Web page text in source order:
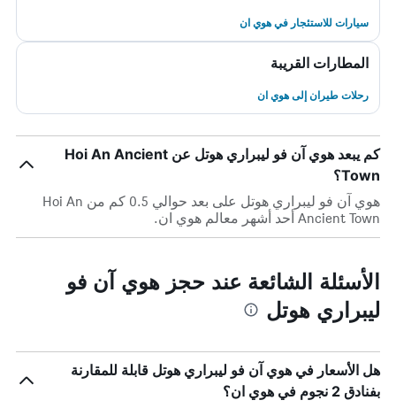
سيارات للاستئجار في هوي ان
المطارات القريبة
رحلات طيران إلى هوي ان
كم يبعد هوي آن فو ليبراري هوتل عن Hoi An Ancient
Town؟
هوي آن فو ليبراري هوتل على بعد حوالي 0.5 كم من Hoi An
Ancient Town أحد أشهر معالم هوي ان.
الأسئلة الشائعة عند حجز هوي آن فو
ليبراري هوتل
هل الأسعار في هوي آن فو ليبراري هوتل قابلة للمقارنة
بفنادق 2 نجوم في هوي ان؟